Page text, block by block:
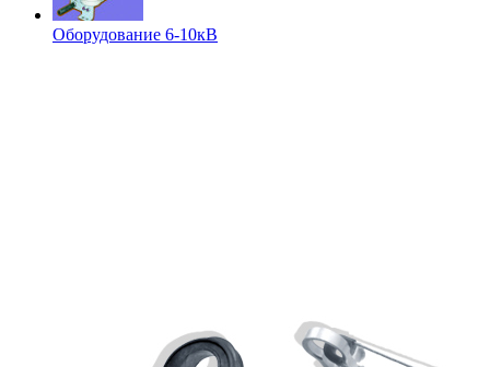
Оборудование 6-10кВ